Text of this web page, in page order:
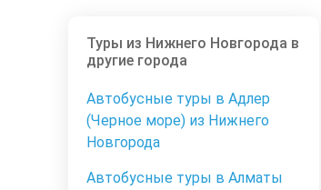
Туры из Нижнего Новгорода в
другие города
Автобусные туры в Адлер
(Черное море) из Нижнего
Новгорода
Автобусные туры в Алматы